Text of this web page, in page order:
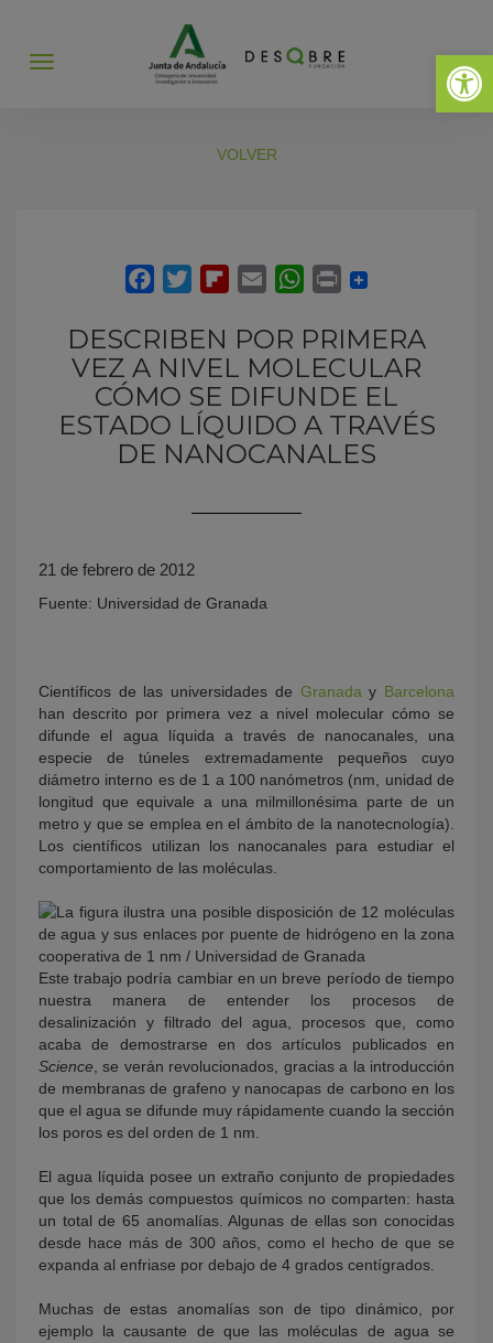
Abrir
Abrir
VOLVER
DESCRIBEN POR PRIMERA
VEZ A NIVEL MOLECULAR
CÓMO SE DIFUNDE EL
ESTADO LÍQUIDO A TRAVÉS
DE NANOCANALES
21 de febrero de 2012
Fuente: Universidad de Granada
Científicos de las universidades de Granada y Barcelona
han descrito por primera vez a nivel molecular cómo se
difunde el agua líquida a través de nanocanales, una
especie de túneles extremadamente pequeños cuyo
diámetro interno es de 1 a 100 nanómetros (nm, unidad de
longitud que equivale a una milmillonésima parte de un
metro y que se emplea en el ámbito de la nanotecnología).
Los científicos utilizan los nanocanales para estudiar el
comportamiento de las moléculas.
Este trabajo podría cambiar en un breve período de tiempo
nuestra manera de entender los procesos de
desalinización y filtrado del agua, procesos que, como
acaba de demostrarse en dos artículos publicados en
Science , se verán revolucionados, gracias a la introducción
de membranas de grafeno y nanocapas de carbono en los
que el agua se difunde muy rápidamente cuando la sección
los poros es del orden de 1 nm.
El agua líquida posee un extraño conjunto de propiedades
que los demás compuestos químicos no comparten: hasta
un total de 65 anomalías. Algunas de ellas son conocidas
desde hace más de 300 años, como el hecho de que se
expanda al enfriase por debajo de 4 grados centígrados.
Muchas de estas anomalías son de tipo dinámico, por
ejemplo la causante de que las moléculas de agua se